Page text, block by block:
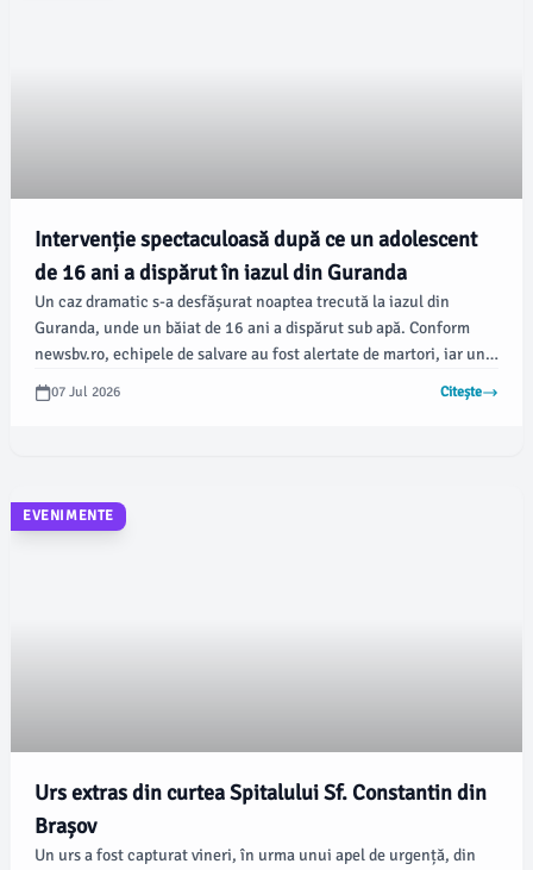
Intervenție spectaculoasă după ce un adolescent
de 16 ani a dispărut în iazul din Guranda
Un caz dramatic s-a desfășurat noaptea trecută la iazul din
Guranda, unde un băiat de 16 ani a dispărut sub apă. Conform
newsbv.ro, echipele de salvare au fost alertate de martori, iar un
plutonier și fiul său au intervenit salvator imediat, reușind să
scoată victima la mal.
07 Jul 2026 Citește
EVENIMENTE
Urs extras din curtea Spitalului Sf. Constantin din
Brașov
Un urs a fost capturat vineri, în urma unui apel de urgență, din